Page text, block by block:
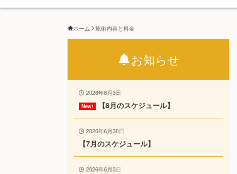
ホーム 施術内容と料金
お知らせ
2026年8月3日
【8月のスケジュール】
2026年6月30日
【7月のスケジュール】
2026年6月3日